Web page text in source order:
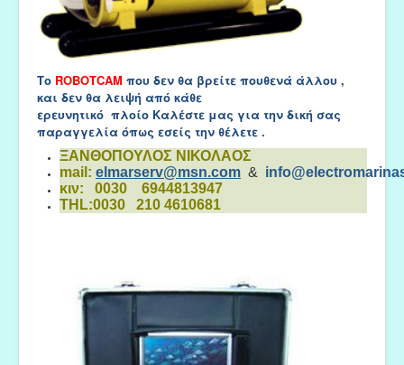
Το ROBOTCAM που δεν θα βρείτε πουθενά άλλου ,
και δεν θα λειψή από κάθε
ερευνητικό πλοίο Καλέστε μας για την δική σας
παραγγελία όπως εσείς την θέλετε .
ΞΑΝΘΟΠΟΥΛΟΣ ΝΙΚΟΛΑΟΣ
mail: elmarserv@msn.com &
κιν: 0030 6944813947
THL:0030 210 4610681